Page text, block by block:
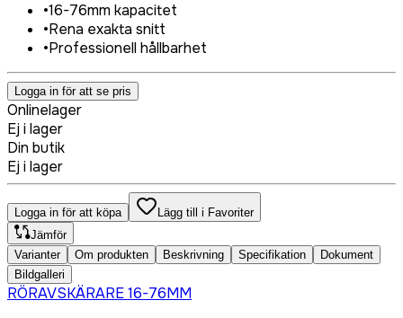
•16-76mm kapacitet
•Rena exakta snitt
•Professionell hållbarhet
Logga in för att se pris
Onlinelager
Ej i lager
Din butik
Ej i lager
Logga in för att köpa
Lägg till i Favoriter
Jämför
Varianter
Om produkten Beskrivning Specifikation
Dokument
Bildgalleri
RÖRAVSKÄRARE 16-76MM